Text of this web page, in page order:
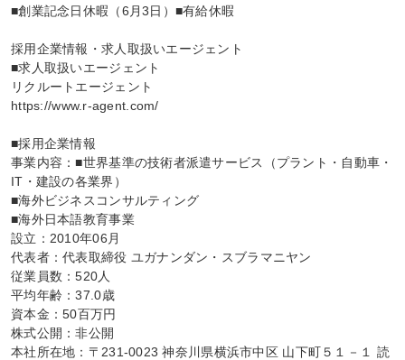
■創業記念日休暇（6月3日）■有給休暇
採用企業情報・求人取扱いエージェント
■求人取扱いエージェント
リクルートエージェント
https://www.r-agent.com/
■採用企業情報
事業内容：■世界基準の技術者派遣サービス（プラント・自動車・
IT・建設の各業界）
■海外ビジネスコンサルティング
■海外日本語教育事業
設立：2010年06月
代表者：代表取締役 ユガナンダン・スブラマニヤン
従業員数：520人
平均年齢：37.0歳
資本金：50百万円
株式公開：非公開
本社所在地：〒231-0023 神奈川県横浜市中区 山下町５１－１ 読